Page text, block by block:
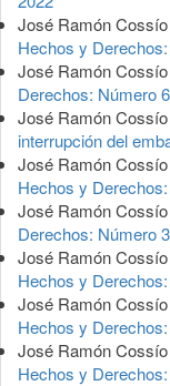
José Ramón
Hechos y
José Ramón
Derechos: Número
José Ramón
interrupción del
José Ramón
Hechos y
José Ramón
Derechos: Número
José Ramón
Hechos y
José Ramón
Hechos y
José Ramón
Hechos y